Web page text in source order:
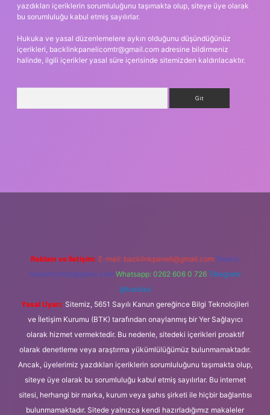
yazdıkları içeriklerin sorumluluğunu taşımakta olup, siteye üye olarak
bu sorumluluğu kabul etmiş sayılırlar.
Hukuka ve yasal düzenlemelere aykırı olduğunu düşündüğünüz
içerikleri, backlinkpanelicomtr@gmail.com adresine bildirmeniz
halinde, ilgili içerikler yasal süre içerisinde sitemizden kaldırılacaktır.
Reklam ve İletişim: E-mail: backlinkpaneli@gmail.com Teams:
forumhizmeti@gmail.com Whatsapp: 0262 606 0 726 Telegram:
@karabul
Yasal Uyarı: Sitemiz, 5651 Sayılı Kanun gereğince Bilgi Teknolojileri
ve İletişim Kurumu (BTK) tarafından onaylanmış bir Yer Sağlayıcı
olarak hizmet vermektedir. Bu nedenle, sitedeki içerikleri proaktif
olarak denetleme veya araştırma yükümlülüğümüz bulunmamaktadır.
Ancak, üyelerimiz yazdıkları içeriklerin sorumluluğunu taşımakta olup,
siteye üye olarak bu sorumluluğu kabul etmiş sayılırlar. Bu internet
sitesi, herhangi bir marka, kurum veya şahıs şirketi ile hiçbir bağlantısı
bulunmamaktadır. Sitede yalnızca kendi hazırladığımız makaleler